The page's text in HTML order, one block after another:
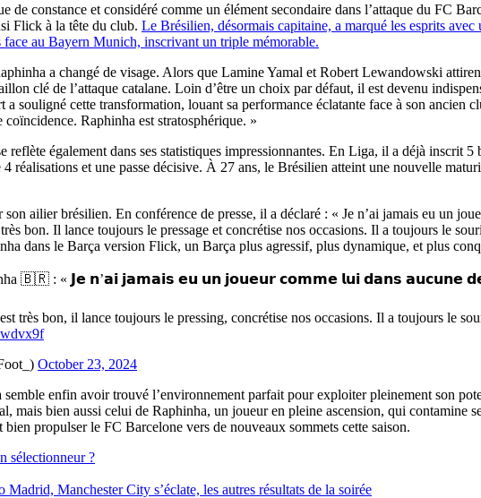
de constance et considéré comme un élément secondaire dans l’attaque du FC
Flick à la tête du club. Le Brésilien, désormais capitaine, a marqué les esprits
au Bayern Munich, inscrivant un triple mémorable.
a changé de visage. Alors que Lamine Yamal et Robert Lewandowski
clé de l’attaque catalane. Loin d’être un choix par défaut, il est devenu
souligné cette transformation, louant sa performance éclatante face à son ancien
Raphinha est stratosphérique. »
reflète également dans ses statistiques impressionnantes. En Liga, il a déjà inscrit 5
réalisations et une passe décisive. À 27 ans, le Brésilien atteint une nouvelle
ailier brésilien. En conférence de presse, il a déclaré : « Je n’ai jamais eu un
bon. Il lance toujours le pressage et concrétise nos occasions. Il a toujours le
dans le Barça version Flick, un Barça plus agressif, plus dynamique, et plus
🇧🇷 : « 𝗝𝗲 𝗻’𝗮𝗶 𝗷𝗮𝗺𝗮𝗶𝘀 𝗲𝘂 𝘂𝗻 𝗷𝗼𝘂𝗲𝘂𝗿 𝗰𝗼𝗺𝗺𝗲 𝗹𝘂𝗶 𝗱𝗮𝗻𝘀
très bon, il lance toujours le pressing, concrétise nos occasions. Il a toujours le
October 23, 2024
enfin avoir trouvé l’environnement parfait pour exploiter pleinement son
mais bien aussi celui de Raphinha, un joueur en pleine ascension, qui contamine
propulser le FC Barcelone vers de nouveaux sommets cette saison.
sélectionneur ?
Manchester City s’éclate, les autres résultats de la soirée